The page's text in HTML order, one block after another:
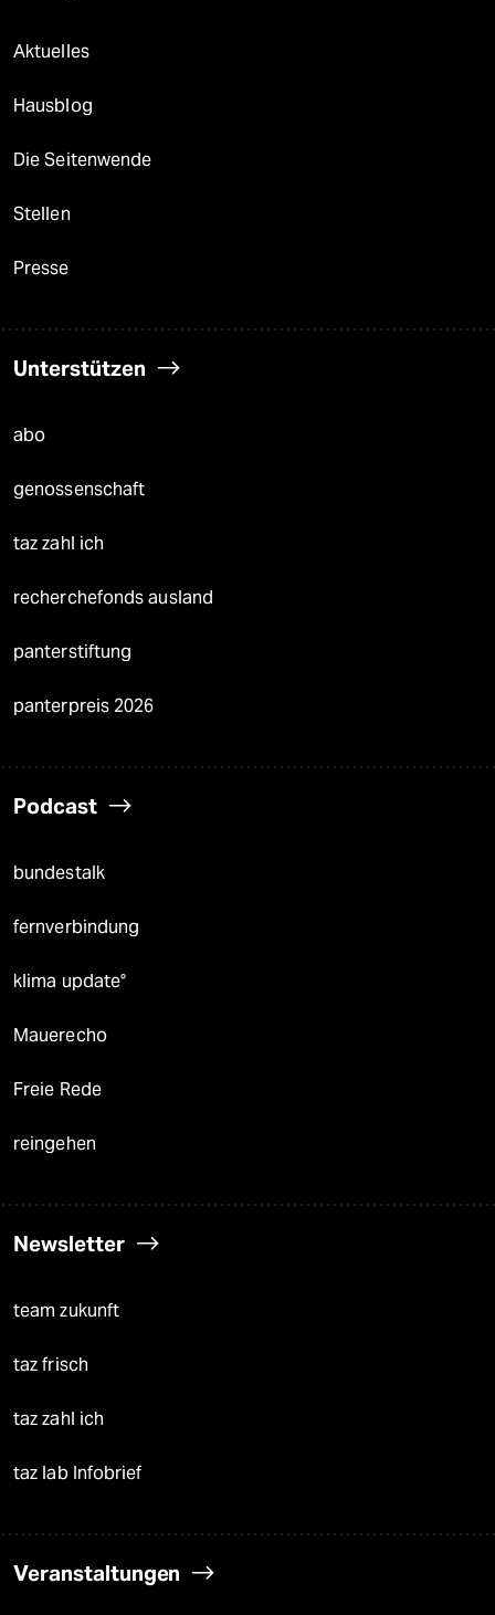
Aktuelles
Hausblog
Die Seitenwende
Stellen
Presse
Unterstützen
abo
genossenschaft
taz zahl ich
recherchefonds ausland
panterstiftung
panterpreis 2026
Podcast
bundestalk
fernverbindung
klima update°
Mauerecho
Freie Rede
reingehen
Newsletter
team zukunft
taz frisch
taz zahl ich
taz lab Infobrief
Veranstaltungen